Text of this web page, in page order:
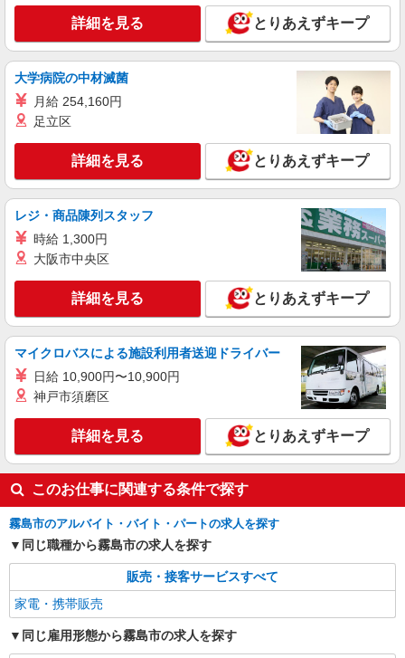
残業代支給 ★交通費別途支給（規定あり） ゜
+゜・。○。・゜+゜・。○。・゜+゜ 入社祝い金10
万円支給(規定有) お友達を紹介頂くと, インセンテ
ィブ支給(規定有) ★月2回払い・週払い可能（規程
有）★ ゜・。○。・゜+゜・。○。・゜+゜
鹿児島県霧島市の家電量販店
キープ 詳細を見る
紹介予定派遣
株式会社シエロ
スマホ携帯販売【ドコモ】
時給1400円〜1500円（経験・能力による） ※
残業代支給 ★交通費別途支給（規定あり） ゜
+゜・。○。・゜+゜・。○。・゜+゜ 入社祝い金10
万円支給(規定有) お友達を紹介頂くと, インセンテ
有）★ ゜・。○。・゜+゜・。○。・゜+゜
鹿児島県霧島市
キープ 詳細を見る
携帯販売スタッフ【softbank】
未経験者 時給1350円 経験者 時給1400
円〜1450円（経験・能力による） ※残業代支給
+゜・。○。・゜+゜ 入社祝い金10万円支給(規定
有) お友達を紹介頂くと, インセンティブ支給(規定
有) ★月2回払い・週払い可能（規程有）★ ゜・。
○。・゜+゜・。○。・゜+゜
キープ 詳細を見る
詳細を見る とりあえずキープ
大学病院の中材滅菌
月給 254,160円
足立区
詳細を見る とりあえずキープ
レジ・商品陳列スタッフ
時給 1,300円
大阪市中央区
詳細を見る とりあえずキープ
マイクロバスによる施設利用者送迎ドライバー
日給 10,900円〜10,900円
神戸市須磨区
詳細を見る とりあえずキープ
このお仕事に関連する条件で探す
霧島市のアルバイト・バイト・パートの求人を探す
同じ職種から霧島市の求人を探す
販売・接客サービスすべて
家電・携帯販売
同じ雇用形態から霧島市の求人を探す